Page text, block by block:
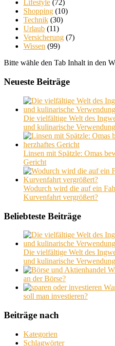
Lifestyle (72)
Shopping (10)
Technik (30)
Urlaub (11)
Versicherung (7)
Wissen (99)
Bitte wähle den Tab Inhalt in den
Neueste Beiträge
Die vielfältige Welt des
und kulinarische
Linsen mit Spätzle: Omas
Gericht
Wodurch wird die auf ein
Kurvenfahrt vergrößert?
Beliebteste Beiträge
Die vielfältige Welt des
und kulinarische
an der Börse?
soll man investieren?
Beiträge nach
Kategorien
Schlagwörter